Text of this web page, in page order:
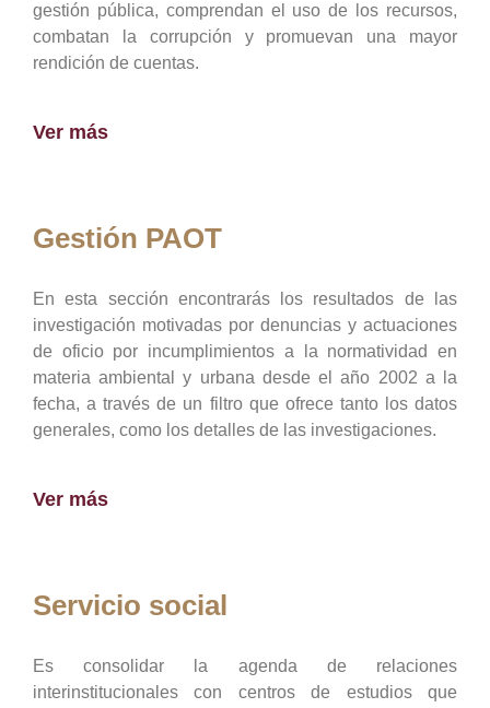
gestión pública, comprendan el uso de los recursos,
combatan la corrupción y promuevan una mayor
rendición de cuentas.
Ver más
Gestión PAOT
En esta sección encontrarás los resultados de las
investigación motivadas por denuncias y actuaciones
de oficio por incumplimientos a la normatividad en
materia ambiental y urbana desde el año 2002 a la
fecha, a través de un filtro que ofrece tanto los datos
generales, como los detalles de las investigaciones.
Ver más
Servicio social
Es consolidar la agenda de relaciones
interinstitucionales con centros de estudios que